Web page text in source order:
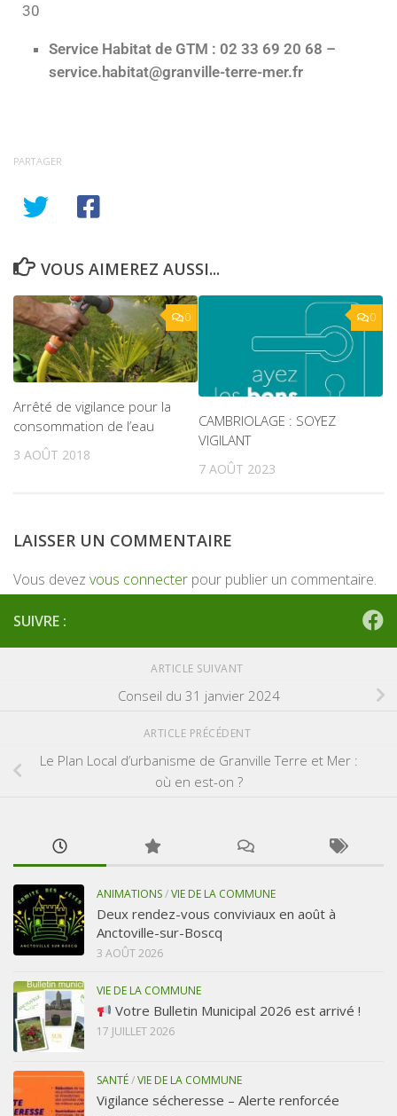
30
Service Habitat de GTM : 02 33 69 20 68 –
service.habitat@granville-terre-mer.fr
PARTAGER
VOUS AIMEREZ AUSSI...
0
Arrêté de vigilance pour la
consommation de l’eau
3 AOÛT 2018
0
CAMBRIOLAGE : SOYEZ
VIGILANT
7 AOÛT 2023
LAISSER UN COMMENTAIRE
Vous devez vous connecter pour publier un commentaire.
SUIVRE :
ARTICLE SUIVANT
Conseil du 31 janvier 2024
ARTICLE PRÉCÉDENT
Le Plan Local d’urbanisme de Granville Terre et Mer :
où en est-on ?
ANIMATIONS/VIE DE LA COMMUNE
Deux rendez-vous conviviaux en août à
Anctoville-sur-Boscq
3 AOÛT 2026
VIE DE LA COMMUNE
Votre Bulletin Municipal 2026 est arrivé !
17 JUILLET 2026
SANTÉ/VIE DE LA COMMUNE
Vigilance sécheresse – Alerte renforcée